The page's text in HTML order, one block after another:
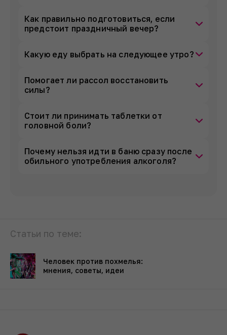
Как правильно подготовиться, если
предстоит праздничный вечер?
Какую еду выбрать на следующее утро?
Помогает ли рассол восстановить
силы?
Стоит ли принимать таблетки от
головной боли?
Почему нельзя идти в баню сразу после
обильного употребления алкоголя?
Статьи по теме:
Человек против похмелья:
мнения, советы, идеи